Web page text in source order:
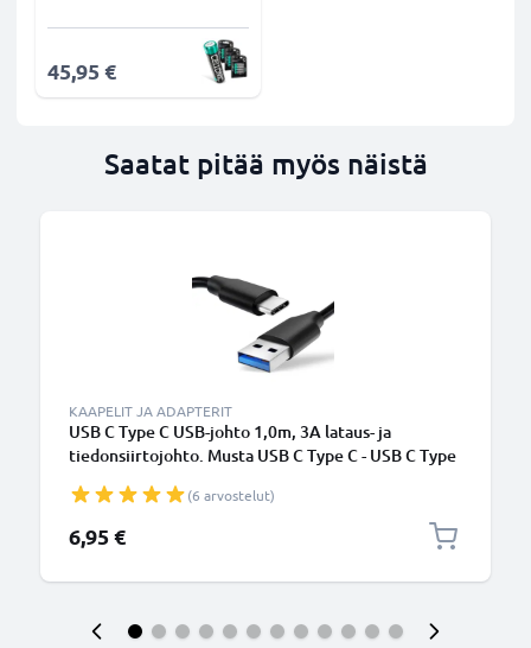
45,95 €
Saatat pitää myös näistä
KAAPELIT JA ADAPTERIT
USB C Type C USB-johto 1,0m, 3A lataus- ja
tiedonsiirtojohto. Musta USB C Type C - USB C Type
(6 arvostelut)
6,95 €